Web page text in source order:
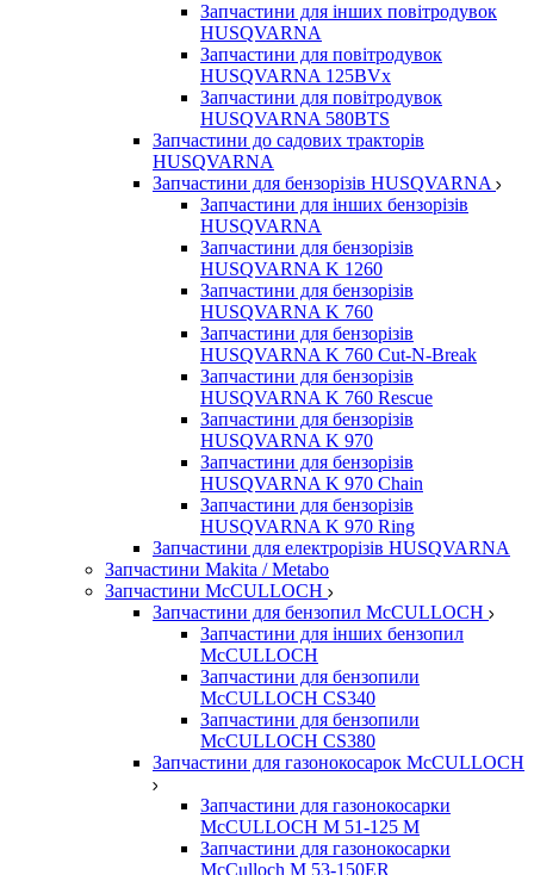
Запчастини для інших повітродувок
HUSQVARNA
Запчастини для повітродувок
HUSQVARNA 125BVx
Запчастини для повітродувок
HUSQVARNA 580BTS
Запчастини до садових тракторів
HUSQVARNA
Запчастини для бензорізів HUSQVARNA
Запчастини для інших бензорізів
HUSQVARNA
Запчастини для бензорізів
HUSQVARNA K 1260
Запчастини для бензорізів
HUSQVARNA K 760
Запчастини для бензорізів
HUSQVARNA K 760 Cut-N-Break
Запчастини для бензорізів
HUSQVARNA K 760 Rescue
Запчастини для бензорізів
HUSQVARNA K 970
Запчастини для бензорізів
HUSQVARNA K 970 Chain
Запчастини для бензорізів
HUSQVARNA K 970 Ring
Запчастини для електрорізів HUSQVARNA
Запчастини Makita / Metabo
Запчастини McCULLOCH
Запчастини для бензопил McCULLOCH
Запчастини для інших бензопил
McCULLOCH
Запчастини для бензопили
McCULLOCH CS340
Запчастини для бензопили
McCULLOCH CS380
Запчастини для газонокосарок McCULLOCH
Запчастини для газонокосарки
McCULLOCH M 51-125 M
Запчастини для газонокосарки
McCulloch M 53-150ER